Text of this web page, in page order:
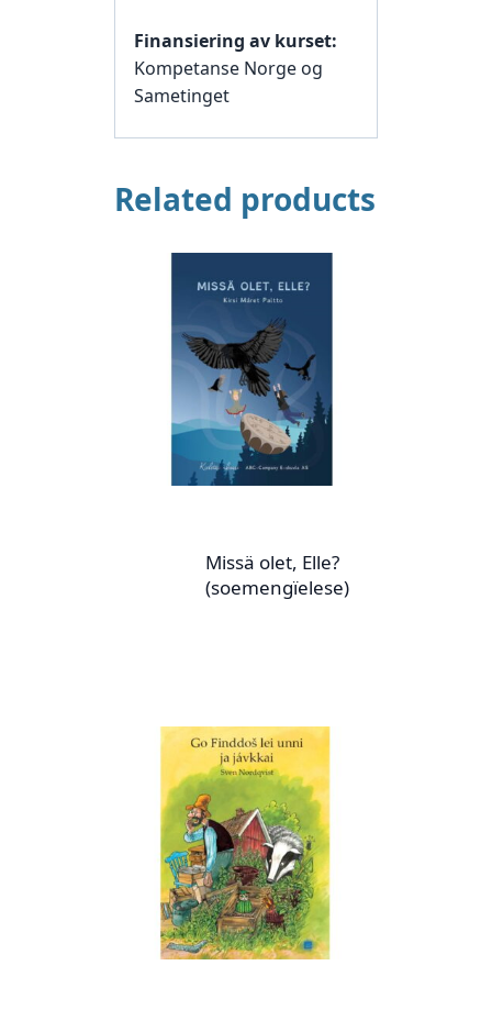
Finansiering av kurset:
Kompetanse Norge og
Sametinget
Related products
Missä olet, Elle?
(soemengïelese)